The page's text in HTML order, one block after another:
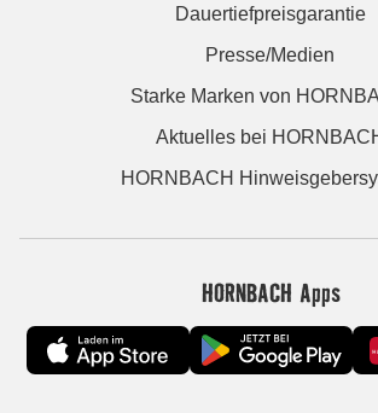
Dauertiefpreisgarantie
Presse/Medien
Starke Marken von
Aktuelles bei
HORNBACH
HORNBACH Apps